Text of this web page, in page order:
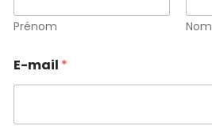
Prénom Nom
E-mail *